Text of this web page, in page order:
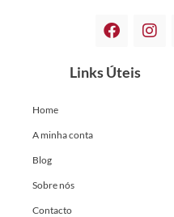
Links Úteis
Home
A minha conta
Blog
Sobre nós
Contacto